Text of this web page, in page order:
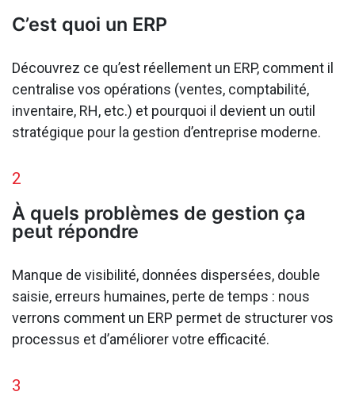
C’est quoi un ERP
Découvrez ce qu’est réellement un ERP, comment il
centralise vos opérations (ventes, comptabilité,
inventaire, RH, etc.) et pourquoi il devient un outil
stratégique pour la gestion d’entreprise moderne.
2
À quels problèmes de gestion ça
peut répondre
Manque de visibilité, données dispersées, double
saisie, erreurs humaines, perte de temps : nous
verrons comment un ERP permet de structurer vos
processus et d’améliorer votre efficacité.
3